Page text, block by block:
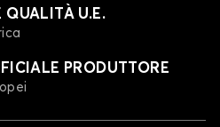
QUALITÀ U.E.
PRODUTTORE